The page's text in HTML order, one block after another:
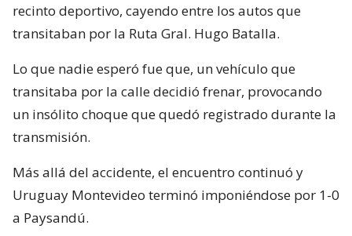
recinto deportivo, cayendo entre los autos que
transitaban por la Ruta Gral. Hugo Batalla.
Lo que nadie esperó fue que, un vehículo que
transitaba por la calle decidió frenar, provocando
un insólito choque que quedó registrado durante la
transmisión.
Más allá del accidente, el encuentro continuó y
Uruguay Montevideo terminó imponiéndose por 1-0
a Paysandú.